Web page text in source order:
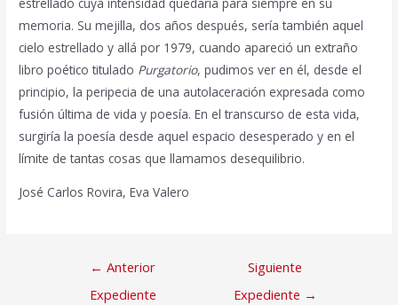
memoria. Su mejilla, dos años después, sería también aquel
cielo estrellado y allá por 1979, cuando apareció un extraño
libro poético titulado Purgatorio, pudimos ver en él, desde el
principio, la peripecia de una autolaceración expresada como
fusión última de vida y poesía. En el transcurso de esta vida,
surgiría la poesía desde aquel espacio desesperado y en el
límite de tantas cosas que llamamos desequilibrio.
José Carlos Rovira, Eva Valero
Navegación
← Anterior
Expediente
Siguiente
Expediente →